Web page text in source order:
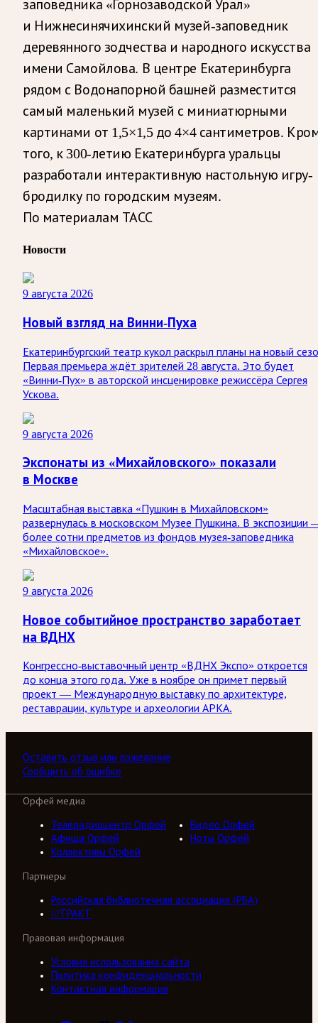
заповедника «Горнозаводской Урал»
и Нижнесинячихинский музей-заповедник
деревянного зодчества и народного искусства
имени Самойлова. В центре Екатеринбурга
рядом с Водонапорной башней разместится
самый маленький музей с миниатюрными
картинами от 1,5×1,5 до 4×4 сантиметров.
того, к 300-летию Екатеринбурга уральцы
разработали интерактивную настольную игру-
бродилку по городским музеям.
По материалам ТАСС
Новости
9 августа 2026
Новый взгляд на Винни-Пуха
Екатеринбургский театр кукол раскрыл планы на новый
Первая премьера ждёт зрителей 28 августа. Это будет
«Винни-Пух» в авторской инсценировке режиссёра Сергея
Ускова.
9 августа 2026
Экспонаты из «Михайловского» показали
в Москве
Масштабная выставка «Пушкин в Михайловском»
развернулась в московском Музее Пушкина. В экспозиции
более сотни предметов из фондов музея-заповедника
«Михайловское».
9 августа 2026
Новое событийное пространство заработает
на ВДНХ
Конгрессно-выставочный центр «ВДНХ Экспо» откроется
до конца этого года. Уже в ноябре он примет первый
проект — Международную выставку по архитектуре,
реставрации, культуре и археологии АРКА.
Оставить отзыв или пожелание
Сообщить об ошибке
Орфей медиа
Телерадиоцентр Орфей
Видео Орфей
Афиша Орфей
Ноты Орфей
Коллективы Орфей
Партнеры
Российская библиотечная ассоциация (РБА)
///ТРАКТ
Правовая информация
Условия использования сайта
Политика конфиденциальности
Контактная информация